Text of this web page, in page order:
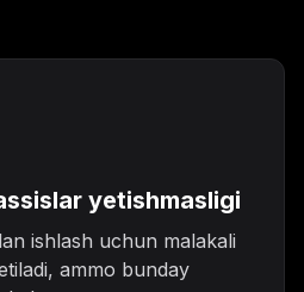
yetishmasligi
ishlash uchun malakali
ammo bunday